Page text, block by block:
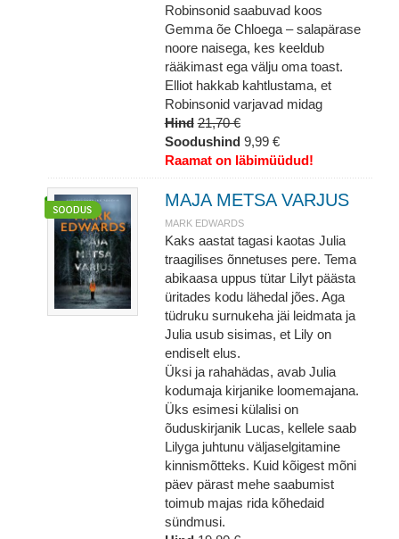
Robinsonid saabuvad koos
Gemma õe Chloega – salapärase
noore naisega, kes keeldub
rääkimast ega välju oma toast.
Elliot hakkab kahtlustama, et
Robinsonid varjavad midag
Hind 21,70 €
Soodushind 9,99 €
Raamat on läbimüüdud!
MAJA METSA VARJUS
MARK EDWARDS
Kaks aastat tagasi kaotas Julia
traagilises õnnetuses pere. Tema
abikaasa uppus tütar Lilyt päästa
üritades kodu lähedal jões. Aga
tüdruku surnukeha jäi leidmata ja
Julia usub sisimas, et Lily on
endiselt elus.
Üksi ja rahahädas, avab Julia
kodumaja kirjanike loomemajana.
Üks esimesi külalisi on
õuduskirjanik Lucas, kellele saab
Lilyga juhtunu väljaselgitamine
kinnismõtteks. Kuid kõigest mõni
päev pärast mehe saabumist
toimub majas rida kõhedaid
sündmusi.